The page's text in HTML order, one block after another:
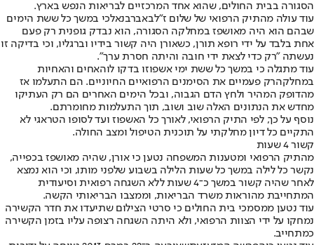
הסגורה בבית החולים, שהוא אחד המרכזיים לבריאות הנפש בארץ.
עוד עולה מהתיק הרפואי של שלום ז"לבאברבנאלכי במשך כל ששת הימים
שבהם הוא היה מאושפז במחלקה הסגורה, הוא נבדק גופנית רק פעם
אחת בלבד על ידי רופא תורן, כשאורן היה קשור בידיו וברגליו, וכי בדיקה זו
נעשתה "רק כדי לצאת ידי חובה והיתה חסרת ערך".
עוד מתגלה כי במשך כל ששת ימי אשפוזו בדקו לוהאחים והאחיות
במחלקהרק פעמיים את הסימנים הרפואיים החיוניים. הם התעלמו אז
מהדופק המהיר ולחץ הדם הגבוה, ובכל הימים האחרים הם רק העתיקו
מחדש את הנתונים האלה שוב ושוב, תוך התעלמות מחומרתם.
נוסף על כך, לפי התיק הרפואי, לאורך כל האשפוז ועד לסופו הטראגי לא
התקיים כל דיון מחלקתי על תוכנית הטיפול ומצב החולה.
קשור 4 שעות
מהתיק הרפואי ומטענות המשפחה נטען כי אורן, שהיה מאושפז בכפייה,
נקשר כל לילה במשך כל שעות הלילה בשבוע שלפני מותו, וכי הוא נמצא
לאחר שהיה קשור במשך כ־4 שעות ללא השגחה רפואית וסיעודית
המתחייבת מהוראות משרד הבריאות, וממצבו הבריאותי הקשה.
עוד נטען ממסמכי בית החולים כי סרטי הצילום שתיעדו את חדר הקשירה
נמחקו על ידי הצוות הרפואי, ולא היתה השגחה רצופה עליו בזמן הקשירה
כמתחייב.